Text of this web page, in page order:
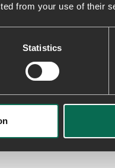
from your use of their
Statistics